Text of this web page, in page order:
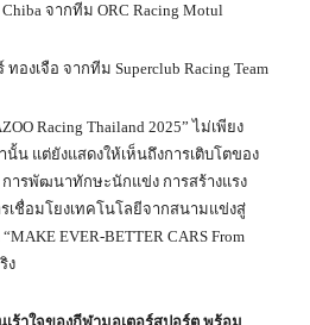
จากทีม ORC Racing Motul
องเจือ จากทีม Superclub Racing Team
Racing Thailand 2025” ไม่เพียง
น แต่ยังแสดงให้เห็นถึงการเติบโตของ
ารพัฒนาทักษะนักแข่ง การสร้างแรง
เชื่อมโยงเทคโนโลยีจากสนามแข่งสู่
EVER-BETTER CARS From
ง